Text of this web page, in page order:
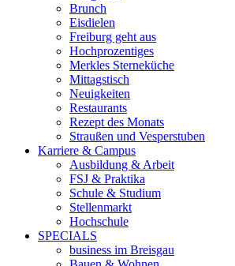
Brunch
Eisdielen
Freiburg geht aus
Hochprozentiges
Merkles Sterneküche
Mittagstisch
Neuigkeiten
Restaurants
Rezept des Monats
Straußen und Vesperstuben
Karriere & Campus
Ausbildung & Arbeit
FSJ & Praktika
Schule & Studium
Stellenmarkt
Hochschule
SPECIALS
business im Breisgau